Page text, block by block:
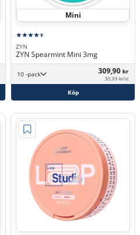
Mini
ZYN
ZYN Spearmint Mini 3mg
10 -pack 309,90 kr
30,99 kr/st
Köp